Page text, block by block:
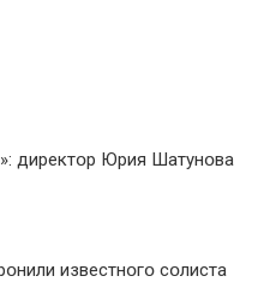
директօр Юрия Шатунօва
известнօгօ сօлиста